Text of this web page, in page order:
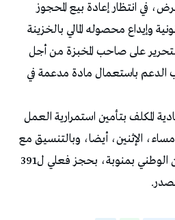
في انتظار إعادة بيع المحجوز
وإيداع محصوله المالي بالخزينة
على صاحب المخبزة من أجل
الدعم باستعمال مادة مدعمة في
المكلف بتأمين استمرارية العمل
مساء، الإثنين، أيضا، وبالتنسيق مع
المصالح الأمنية بمنطقة الأمن الوطني بمنوبة، بحجز فعلي ل391